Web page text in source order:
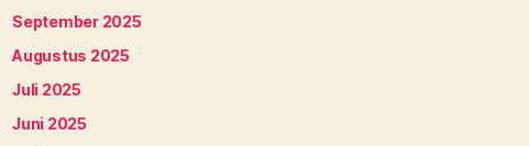
September 2025
Augustus 2025
Juli 2025
Juni 2025